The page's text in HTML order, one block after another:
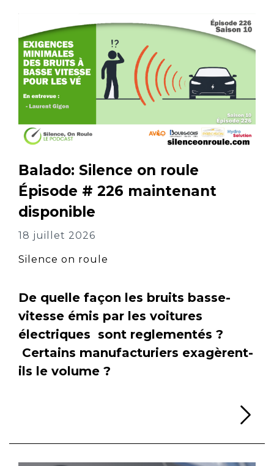
Balado: Silence on roule
Épisode # 226 maintenant
disponible
18 juillet 2026
Silence on roule
De quelle façon les bruits basse-
vitesse émis par les voitures
électriques sont reglementés ?
Certains manufacturiers exagèrent-
ils le volume ?